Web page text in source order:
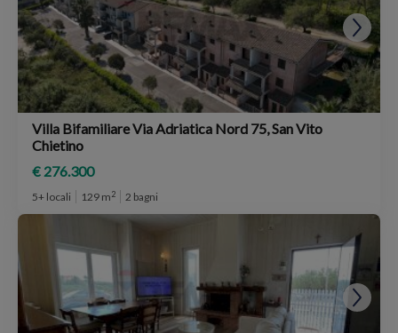
Villa Bifamiliare Via Adriatica Nord 75, San Vito
Chietino
€ 276.300
5+ locali 129 m2 2 bagni